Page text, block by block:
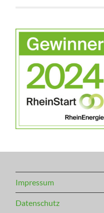
Impressum
Datenschutz